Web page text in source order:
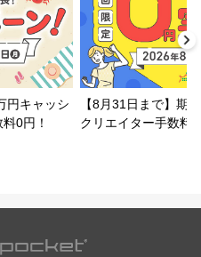
円キャッシ
0円！
【8月31日まで】期
クリエイター手数料